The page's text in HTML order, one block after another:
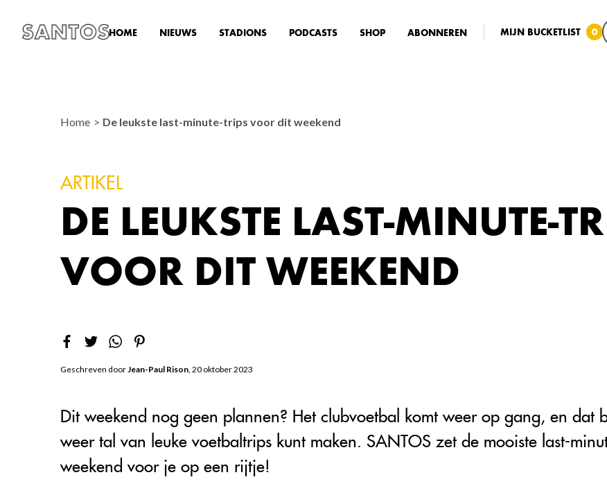
HOME NIEUWS STADIONS PODCASTS SHOP ABONNEREN MIJN BUCKETLIST 0
Home De leukste last-minute-trips voor dit weekend
ARTIKEL
DE LEUKSTE LAST-MINUTE-
VOOR DIT WEEKEND
Geschreven doorJean-Paul Rison, 20 oktober 2023
Dit weekend nog geen plannen? Het clubvoetbal komt weer op gang, en dat
weer tal van leuke voetbaltrips kunt maken. SANTOS zet de mooiste last-
weekend voor je op een rijtje!